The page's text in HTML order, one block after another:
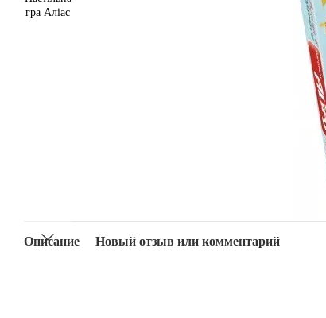
Описание Новый отзыв или комментарий